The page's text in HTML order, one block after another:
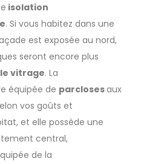
isolation
. Si vous habitez dans une
est exposée au nord,
seront encore plus
vitrage. La
équipée de parclosesaux
vos goûts et
et elle possède une
central,
de la